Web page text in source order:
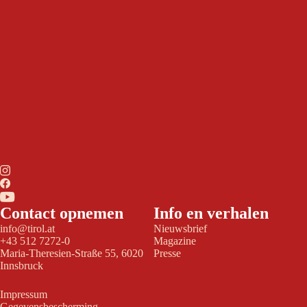
Contact opnemen
info@tirol.at
+43 512 7272-0
Maria-Theresien-Straße 55, 6020
Innsbruck
Impressum
Info en verhalen
Nieuwsbrief
Magazine
Presse